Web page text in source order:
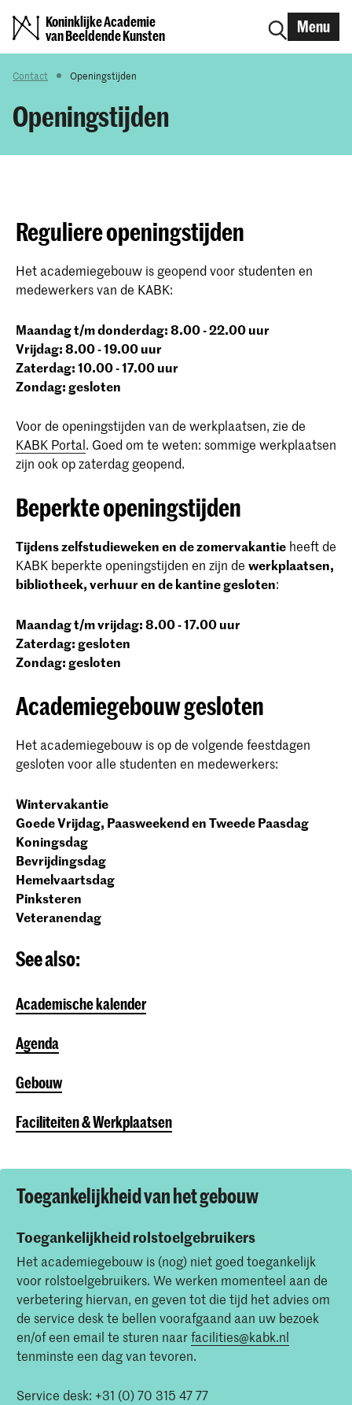
Koninklijke Academie
van Beeldende Kunsten
Menu
Contact Openingstijden
Openingstijden
Reguliere openingstijden
Het academiegebouw is geopend voor studenten en
medewerkers van de KABK:
Maandag t/m donderdag: 8.00 - 22.00 uur
Vrijdag: 8.00 - 19.00 uur
Zaterdag: 10.00 - 17.00 uur
Zondag: gesloten
Voor de openingstijden van de werkplaatsen, zie de
KABK Portal. Goed om te weten: sommige werkplaatsen
zijn ook op zaterdag geopend.
Beperkte openingstijden
Tijdens zelfstudieweken en de zomervakantie heeft de
KABK beperkte openingstijden en zijn de werkplaatsen,
bibliotheek, verhuur en de kantine gesloten:
Maandag t/m vrijdag: 8.00 - 17.00 uur
Zaterdag: gesloten
Zondag: gesloten
Academiegebouw gesloten
Het academiegebouw is op de volgende feestdagen
gesloten voor alle studenten en medewerkers:
Wintervakantie
Goede Vrijdag, Paasweekend en Tweede Paasdag
Koningsdag
Bevrijdingsdag
Hemelvaartsdag
Pinksteren
Veteranendag
See also:
Academische kalender
Agenda
Gebouw
Faciliteiten & Werkplaatsen
Toegankelijkheid van het gebouw
Toegankelijkheid rolstoelgebruikers
Het academiegebouw is (nog) niet goed toegankelijk
voor rolstoelgebruikers. We werken momenteel aan de
verbetering hiervan, en geven tot die tijd het advies om
de service desk te bellen voorafgaand aan uw bezoek
en/of een email te sturen naarfacilities@kabk.nl
tenminste een dag van tevoren.
Service desk: +31 (0) 70 315 47 77